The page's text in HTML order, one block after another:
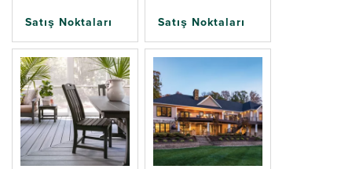
Satış Noktaları Satış Noktaları